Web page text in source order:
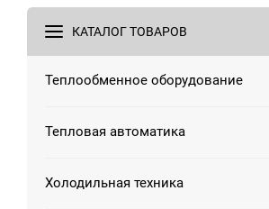
КАТАЛОГ ТОВАРОВ
Теплообменное оборудование
Тепловая автоматика
Холодильная техника